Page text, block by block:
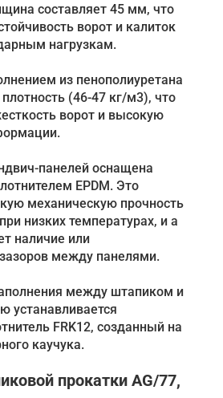
составляет 45 мм, что
ворот и калиток
нагрузкам.
из пенополиуретана
(46-47 кг/м3), что
ворот и высокую
панелей оснащена
EPDM. Это
механическую прочность
низких температурах, и а
наличие или
между панелями.
между штапиком и
устанавливается
FRK12, созданный на
каучука.
прокатки AG/77,